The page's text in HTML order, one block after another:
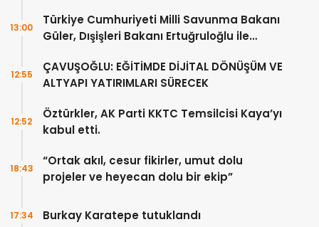
Türkiye Cumhuriyeti Milli Savunma Bakanı
Güler, Dışişleri Bakanı Ertuğruloğlu ile
13:00
ÇAVUŞOĞLU: EĞİTİMDE DİJİTAL DÖNÜŞÜM VE
ALTYAPI YATIRIMLARI SÜRECEK
12:55
Öztürkler, AK Parti KKTC Temsilcisi Kaya’yı
kabul etti.
12:52
“Ortak akıl, cesur fikirler, umut dolu
projeler ve heyecan dolu bir ekip”
18:43
Burkay Karatepe tutuklandı
17:34